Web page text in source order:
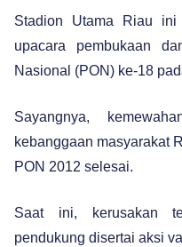
Stadion Utama Riau
upacara pembukaan
Nasional (PON) ke-18
Sayangnya,
kebanggaan masyarakat
PON 2012 selesai.
Saat ini, kerusakan
pendukung disertai aksi